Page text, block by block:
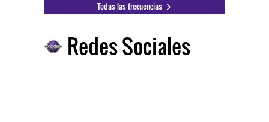
Todas las frecuencias
Redes Sociales